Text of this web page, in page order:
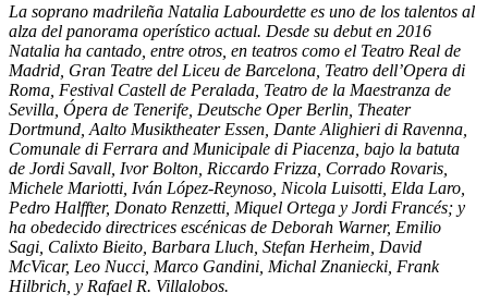
La soprano madrileña Natalia Labourdette es uno de los talentos al
alza del panorama operístico actual. Desde su debut en 2016
Natalia ha cantado, entre otros, en teatros como el Teatro Real de
Madrid, Gran Teatre del Liceu de Barcelona, Teatro dell’Opera di
Roma, Festival Castell de Peralada, Teatro de la Maestranza de
Sevilla, Ópera de Tenerife, Deutsche Oper Berlin, Theater
Dortmund, Aalto Musiktheater Essen, Dante Alighieri di Ravenna,
Comunale di Ferrara and Municipale di Piacenza, bajo la batuta
de Jordi Savall, Ivor Bolton, Riccardo Frizza, Corrado Rovaris,
Michele Mariotti, Iván López-Reynoso, Nicola Luisotti, Elda Laro,
Pedro Halffter, Donato Renzetti, Miquel Ortega y Jordi Francés; y
ha obedecido directrices escénicas de Deborah Warner, Emilio
Sagi, Calixto Bieito, Barbara Lluch, Stefan Herheim, David
McVicar, Leo Nucci, Marco Gandini, Michal Znaniecki, Frank
Hilbrich, y Rafael R. Villalobos.